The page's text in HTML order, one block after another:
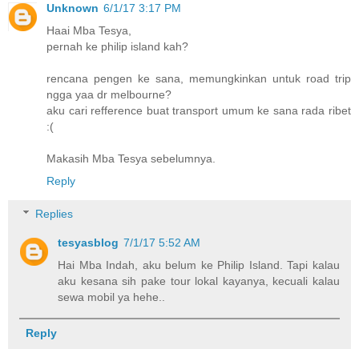
Unknown 6/1/17 3:17 PM
Haai Mba Tesya,
pernah ke philip island kah?
rencana pengen ke sana, memungkinkan untuk road trip
ngga yaa dr melbourne?
aku cari refference buat transport umum ke sana rada ribet
:(
Makasih Mba Tesya sebelumnya.
Reply
Replies
tesyasblog 7/1/17 5:52 AM
Hai Mba Indah, aku belum ke Philip Island. Tapi kalau
aku kesana sih pake tour lokal kayanya, kecuali kalau
sewa mobil ya hehe..
Reply